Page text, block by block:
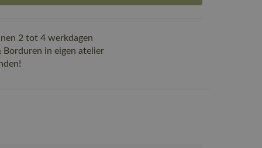
2 tot 4 werkdagen
Borduren in eigen atelier